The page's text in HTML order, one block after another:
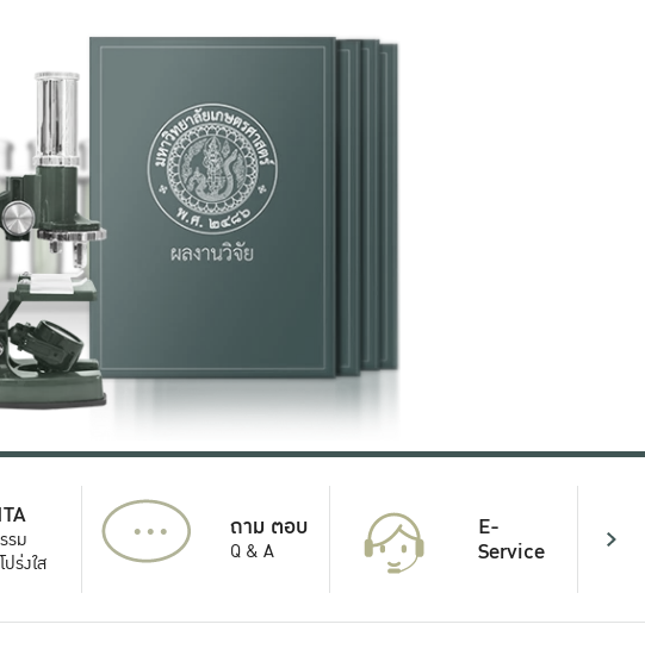
รม
ร่งใส
... ถาม ตอบ
Q & A
E-
Service